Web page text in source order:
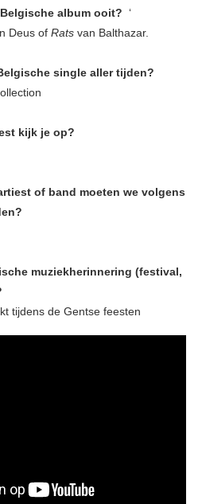
album ooit? ‘
Deus of Rats van Balthazar.
single aller tijden?
kijk je op?
of band moeten we volgens
muziekherinnering (festival,
tijdens de Gentse feesten